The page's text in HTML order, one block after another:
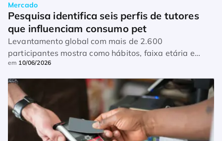
Mercado
Pesquisa identifica seis perfis de tutores
que influenciam consumo pet
Levantamento global com mais de 2.600
participantes mostra como hábitos, faixa etária e
prioridades dos tutores impactam as escolhas de
alimentação para cães e gatos
em 10/06/2026